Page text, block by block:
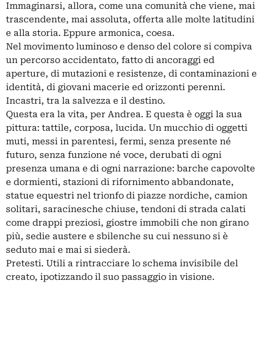
Immaginarsi, allora, come una comunità che viene, mai
trascendente, mai assoluta, offerta alle molte latitudini
e alla storia. Eppure armonica, coesa.
Nel movimento luminoso e denso del colore si compiva
un percorso accidentato, fatto di ancoraggi ed
aperture, di mutazioni e resistenze, di contaminazioni e
identità, di giovani macerie ed orizzonti perenni.
Incastri, tra la salvezza e il destino.
Questa era la vita, per Andrea. E questa è oggi la sua
pittura: tattile, corposa, lucida. Un mucchio di oggetti
muti, messi in parentesi, fermi, senza presente né
futuro, senza funzione né voce, derubati di ogni
presenza umana e di ogni narrazione: barche capovolte
e dormienti, stazioni di rifornimento abbandonate,
statue equestri nel trionfo di piazze nordiche, camion
solitari, saracinesche chiuse, tendoni di strada calati
come drappi preziosi, giostre immobili che non girano
più, sedie austere e sbilenche su cui nessuno si è
seduto mai e mai si siederà.
Pretesti. Utili a rintracciare lo schema invisibile del
creato, ipotizzando il suo passaggio in visione.